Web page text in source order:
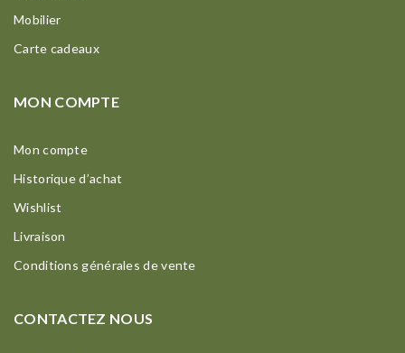
Mobilier
Carte cadeaux
MON COMPTE
Mon compte
Historique d’achat
Wishlist
Livraison
Conditions générales de vente
CONTACTEZ NOUS